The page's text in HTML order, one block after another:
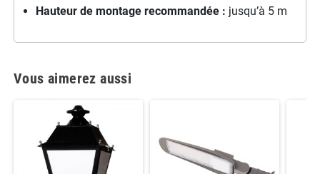
Hauteur de montage recommandée : jusqu’à 5 m
Vous aimerez aussi